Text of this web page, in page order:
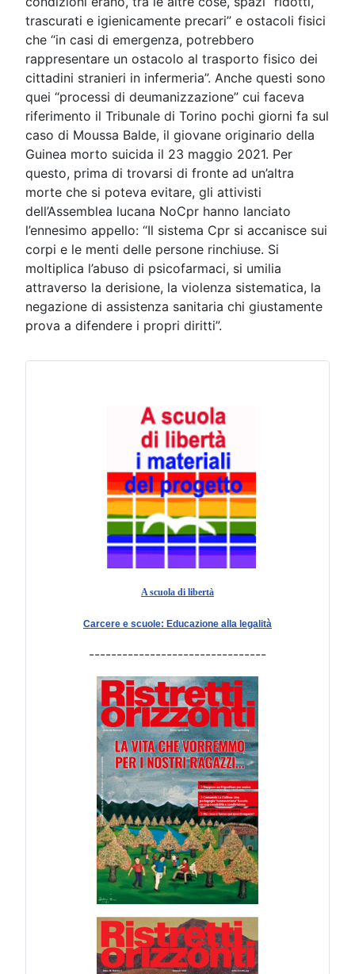
trascurati e igienicamente precari” e ostacoli fisici
che “in casi di emergenza, potrebbero
rappresentare un ostacolo al trasporto fisico dei
cittadini stranieri in infermeria”. Anche questi sono
quei “processi di deumanizzazione” cui faceva
riferimento il Tribunale di Torino pochi giorni fa sul
caso di Moussa Balde, il giovane originario della
Guinea morto suicida il 23 maggio 2021. Per
questo, prima di trovarsi di fronte ad un’altra
morte che si poteva evitare, gli attivisti
dell’Assemblea lucana NoCpr hanno lanciato
l’ennesimo appello: “Il sistema Cpr si accanisce sui
corpi e le menti delle persone rinchiuse. Si
moltiplica l’abuso di psicofarmaci, si umilia
attraverso la derisione, la violenza sistematica, la
negazione di assistenza sanitaria chi giustamente
prova a difendere i propri diritti”.
A scuola di libertà
Carcere e scuole: Educazione alla legalità
--------------------------------